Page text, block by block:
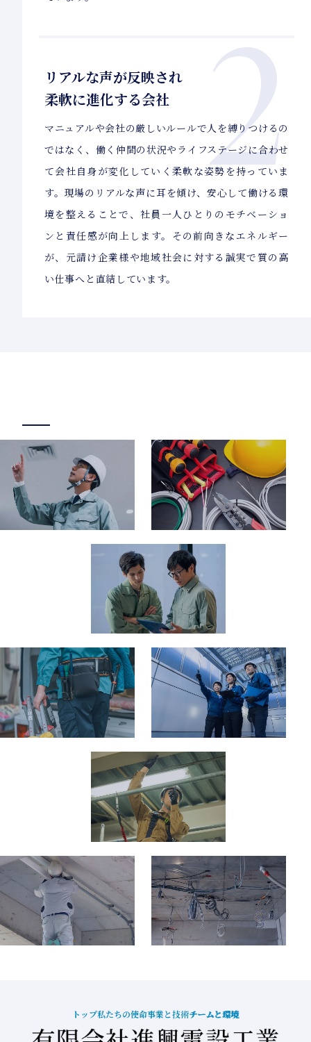
2
リアルな声が反映され
柔軟に進化する会社
マニュアルや会社の厳しいルールで人を縛りつけるの
ではなく、働く仲間の状況やライフステージに合わせ
て会社自身が変化していく柔軟な姿勢を持っていま
す。現場のリアルな声に耳を傾け、安心して働ける環
境を整えることで、社員一人ひとりのモチベーショ
ンと責任感が向上します。その前向きなエネルギー
が、元請け企業様や地域社会に対する誠実で質の高
い仕事へと直結しています。
トップ私たちの使命事業と技術チームと環境